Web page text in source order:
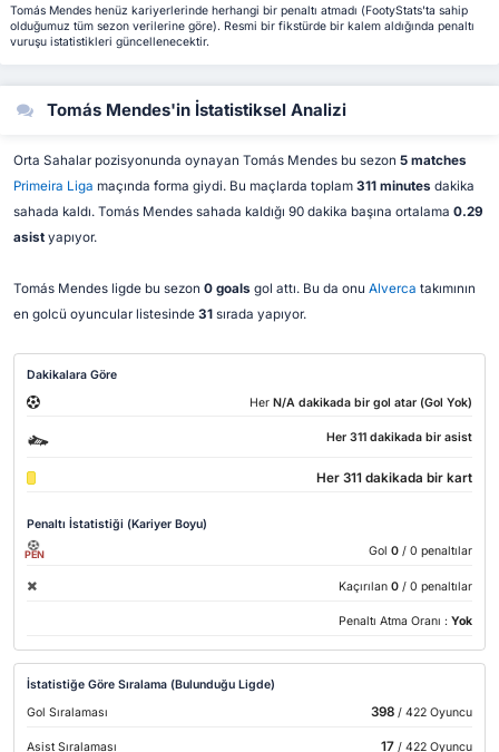
Tomás Mendes henüz kariyerlerinde herhangi bir penaltı atmadı (FootyStats'ta sahip
olduğumuz tüm sezon verilerine göre). Resmi bir fikstürde bir kalem aldığında penaltı
vuruşu istatistikleri güncellenecektir.
Tomás Mendes'in İstatistiksel Analizi
Orta Sahalar pozisyonunda oynayan Tomás Mendes bu sezon 5 matches
Primeira Liga maçında forma giydi. Bu maçlarda toplam 311 minutes dakika
sahada kaldı. Tomás Mendes sahada kaldığı 90 dakika başına ortalama 0.29
asistyapıyor.
Tomás Mendes ligde bu sezon 0 goals gol attı. Bu da onu Alverca takımının
en golcü oyuncular listesinde 31sırada yapıyor.
Dakikalara Göre
Her N/A dakikada bir gol atar (Gol Yok)
Her 311 dakikada bir asist
Her 311 dakikada bir kart
Penaltı İstatistiği (Kariyer Boyu)
PEN Gol 0 / 0 penaltılar
Kaçırılan 0 / 0 penaltılar
Penaltı Atma Oranı : Yok
İstatistiğe Göre Sıralama (Bulunduğu Ligde)
Gol Sıralaması
398/ 422 Oyuncu
Asist Sıralaması 17/ 422 Oyuncu